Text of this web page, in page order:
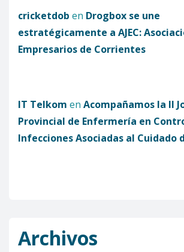
cricketdob en Drogbox se une
estratégicamente a AJEC:
Empresarios de Corrientes
IT Telkom en Acompañamos la II
Provincial de Enfermería en
Infecciones Asociadas al Cuidado
Archivos